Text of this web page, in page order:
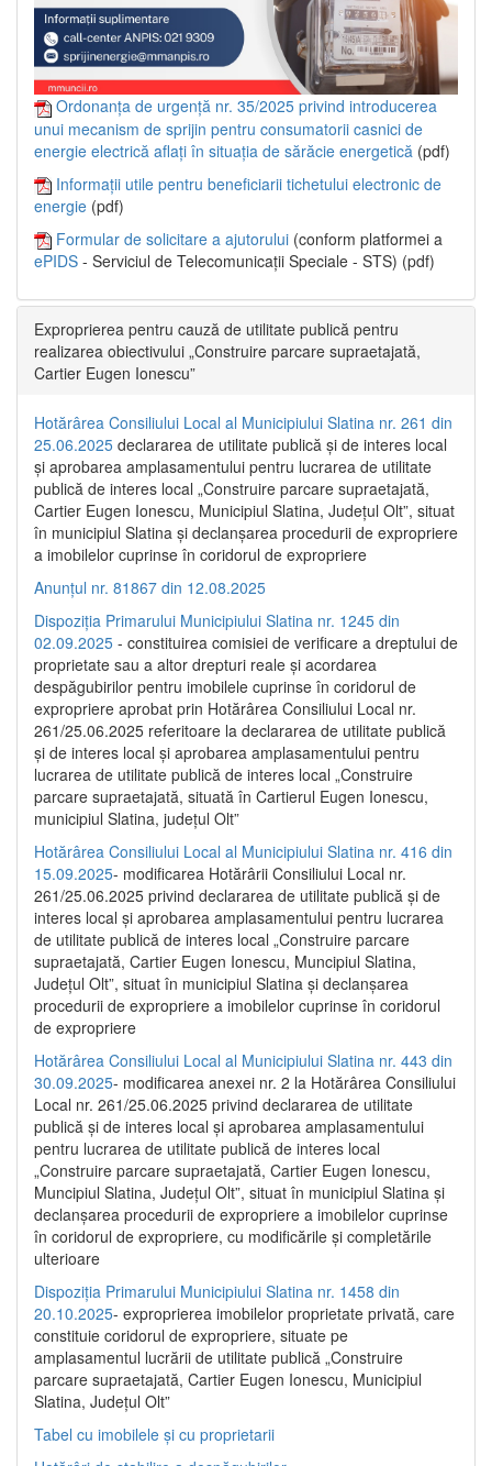
Ordonanța de urgență nr. 35/2025 privind introducerea
unui mecanism de sprijin pentru consumatorii casnici de
energie electrică aflați în situația de sărăcie energetică (pdf)
Informații utile pentru beneficiarii tichetului electronic de
energie (pdf)
Formular de solicitare a ajutorului (conform platformei a
ePIDS - Serviciul de Telecomunicații Speciale - STS) (pdf)
Exproprierea pentru cauză de utilitate publică pentru
realizarea obiectivului „Construire parcare supraetajată,
Cartier Eugen Ionescu”
Hotărârea Consiliului Local al Municipiului Slatina nr. 261 din
25.06.2025 declararea de utilitate publică și de interes local
și aprobarea amplasamentului pentru lucrarea de utilitate
publică de interes local „Construire parcare supraetajată,
Cartier Eugen Ionescu, Municipiul Slatina, Județul Olt”, situat
în municipiul Slatina și declanșarea procedurii de expropriere
a imobilelor cuprinse în coridorul de expropriere
Anunțul nr. 81867 din 12.08.2025
Dispoziția Primarului Municipiului Slatina nr. 1245 din
02.09.2025 - constituirea comisiei de verificare a dreptului de
proprietate sau a altor drepturi reale și acordarea
despăgubirilor pentru imobilele cuprinse în coridorul de
expropriere aprobat prin Hotărârea Consiliului Local nr.
261/25.06.2025 referitoare la declararea de utilitate publică
și de interes local și aprobarea amplasamentului pentru
lucrarea de utilitate publică de interes local „Construire
parcare supraetajată, situată în Cartierul Eugen Ionescu,
municipiul Slatina, județul Olt”
Hotărârea Consiliului Local al Municipiului Slatina nr. 416 din
15.09.2025- modificarea Hotărârii Consiliului Local nr.
261/25.06.2025 privind declararea de utilitate publică și de
interes local și aprobarea amplasamentului pentru lucrarea
de utilitate publică de interes local „Construire parcare
supraetajată, Cartier Eugen Ionescu, Muncipiul Slatina,
Județul Olt”, situat în municipiul Slatina și declanșarea
procedurii de expropriere a imobilelor cuprinse în coridorul
de expropriere
Hotărârea Consiliului Local al Municipiului Slatina nr. 443 din
30.09.2025- modificarea anexei nr. 2 la Hotărârea Consiliului
Local nr. 261/25.06.2025 privind declararea de utilitate
publică şi de interes local şi aprobarea amplasamentului
pentru lucrarea de utilitate publică de interes local
„Construire parcare supraetajată, Cartier Eugen Ionescu,
Muncipiul Slatina, Judeţul Olt”, situat în municipiul Slatina şi
declanşarea procedurii de expropriere a imobilelor cuprinse
în coridorul de expropriere, cu modificările şi completările
ulterioare
Dispoziția Primarului Municipiului Slatina nr. 1458 din
20.10.2025- exproprierea imobilelor proprietate privată, care
constituie coridorul de expropriere, situate pe
amplasamentul lucrării de utilitate publică „Construire
parcare supraetajată, Cartier Eugen Ionescu, Municipiul
Slatina, Județul Olt”
Tabel cu imobilele și cu proprietarii